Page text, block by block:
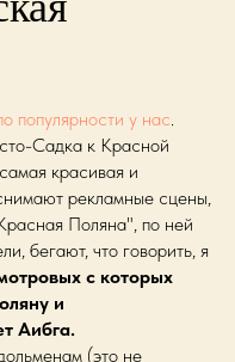
популярности у нас.
Садка к Красной
красивая и
рекламные сцены,
Поляна", по ней
бегают, что говорить, я
с которых
и
Аибга.
(это не